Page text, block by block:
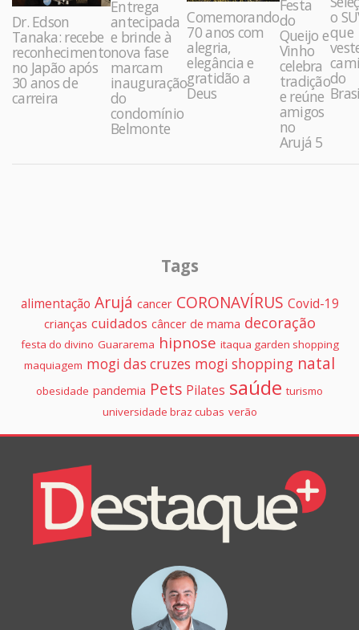
Dr. Edson
Tanaka: recebe
reconhecimento
no Japão após
30 anos de
carreira
Entrega
antecipada
e brinde à
nova fase
marcam
inauguração
do
condomínio
Belmonte
Comemorando
70 anos com
alegria,
elegância e
gratidão a
Deus
Festa
do
Queijo e
Vinho
celebra
tradição
e reúne
amigos
no
Arujá 5
o
que
do
Tags
alimentação Arujá cancer CORONAVÍRUS Covid-19
crianças cuidados câncer de mama decoração
festa do divino Guararema hipnose itaqua garden shopping
maquiagem mogi das cruzes mogi shopping natal
obesidade pandemia Pets Pilates saúde turismo
universidade braz cubas verão
Colunistas
Destaque+
Online